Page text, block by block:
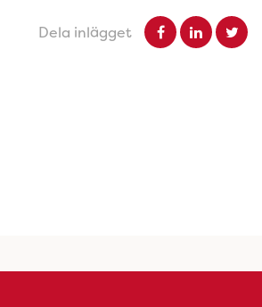
Dela inlägget